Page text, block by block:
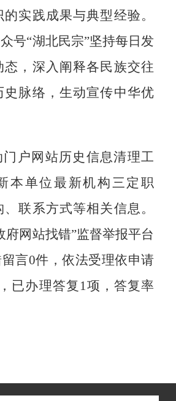
实践成果与典型经验。
号“湖北民宗”坚持每日发
态 ，深入阐释各民族交往
史脉络，生动宣传中华优
户网站历史信息清理工
本单位最新机构三定职
联系方式等相关信息。
府网站找错”监督举报平台
言0件，依法受理依申请
已办理答复1项，答复率